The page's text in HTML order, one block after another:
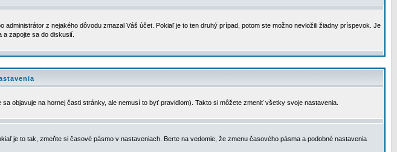
z nejakého dôvodu zmazal Váš účet. Pokiaľ je to ten druhý prípad, potom ste možno nevložili žiadny príspevok. Je
zapojte sa do diskusií.
sa objavuje na hornej časti stránky, ale nemusí to byť pravidlom). Takto si môžete zmeniť všetky svoje nastavenia.
je to tak, zmeňte si časové pásmo v nastaveniach. Berte na vedomie, že zmenu časového pásma a podobné nastavenia